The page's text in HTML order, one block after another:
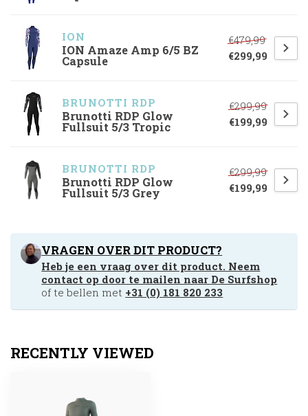
ION
ION Amaze Amp 6/5 BZ
Capsule
€479,99
€299,99
BRUNOTTI RDP
Brunotti RDP Glow
Fullsuit 5/3 Tropic
€299,99
€199,99
BRUNOTTI RDP
Brunotti RDP Glow
Fullsuit 5/3 Grey
€299,99
€199,99
VRAGEN OVER DIT PRODUCT?
Heb je een vraag over dit product. Neem
contact op door te mailen naar De Surfshop
of te bellen met +31 (0) 181 820 233
RECENTLY VIEWED